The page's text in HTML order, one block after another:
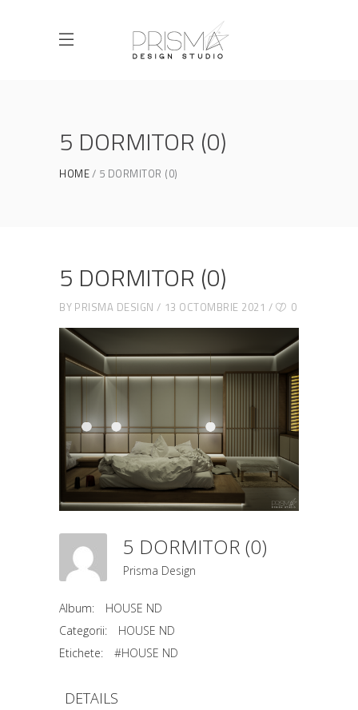
5 DORMITOR (0)
HOME 5 DORMITOR (0)
5 DORMITOR (0)
BY PRISMA DESIGN 13 OCTOMBRIE 2021 0
5 DORMITOR (0)
Prisma Design
Album:
HOUSE ND
Categorii:
HOUSE ND
Etichete:
#HOUSE ND
DETAILS